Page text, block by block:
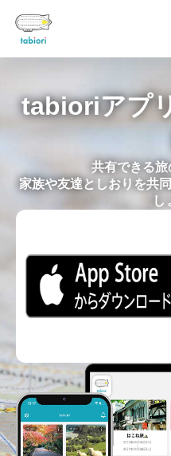
tabioriアプ
共有できる
家族や友達としおりを共
し